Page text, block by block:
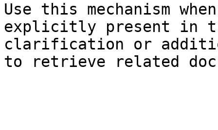
Use this mechanism
explicitly present in
clarification or